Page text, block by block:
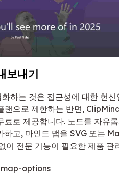
보내기
하는 것은 접근성에 대한 헌
랜으로 제한하는 반면,
료로 제공합니다. 노드를 자유
하고, 마인드 맵을 SVG 또는
이 전문 기능이 필요한 제품 관